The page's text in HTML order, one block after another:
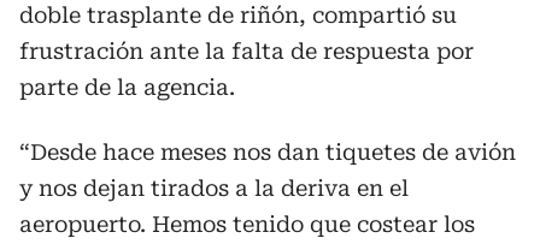
doble trasplante de riñón, compartió su
frustración ante la falta de respuesta por
parte de la agencia.
“Desde hace meses nos dan tiquetes de avión
y nos dejan tirados a la deriva en el
aeropuerto. Hemos tenido que costear los